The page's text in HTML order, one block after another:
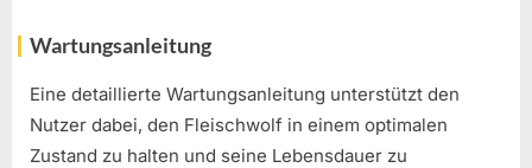
Wartungsanleitung
Eine detaillierte Wartungsanleitung unterstützt den
Nutzer dabei, den Fleischwolf in einem optimalen
Zustand zu halten und seine Lebensdauer zu